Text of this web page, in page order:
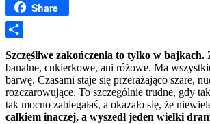
PinterestShare
Szczęśliwe zakończenia to tylko w bajkach.
banalne, cukierkowe, ani różowe. Ma
barwę. Czasami staje się przerażająco szare,
rozczarowujące. To szczególnie trudne, gdy tak
tak mocno zabiegałaś, a okazało się, że
całkiem inaczej, a wyszedł jeden wielki